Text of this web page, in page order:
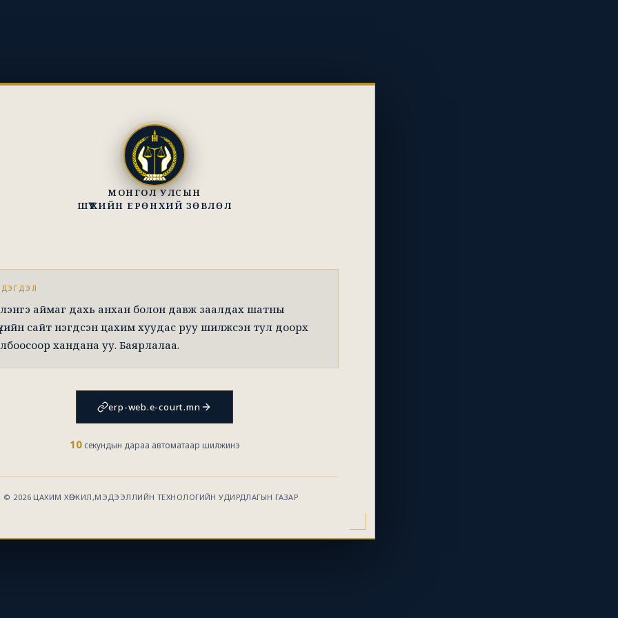
МОНГОЛ УЛСЫН
ШҮҮХИЙН ЕРӨНХИЙ ЗӨВЛӨЛ
аймаг дахь анхан болон давж заалдах шатны
сайт нэгдсэн цахим хуудас руу шилжсэн тул доорх
хандана уу. Баярлалаа.
erp-web.e-court.mn
10секундын дараа автоматаар шилжинэ
© 2026 ЦАХИМ ХӨГЖИЛ,МЭДЭЭЛЛИЙН ТЕХНОЛОГИЙН УДИРДЛАГЫН ГАЗАР